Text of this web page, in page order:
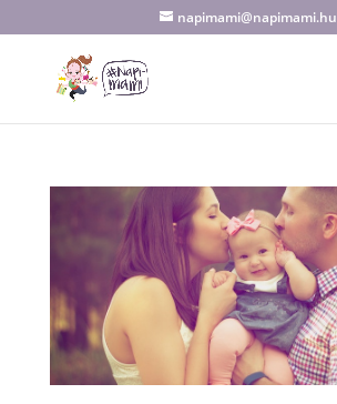
napimami@napimami.hu